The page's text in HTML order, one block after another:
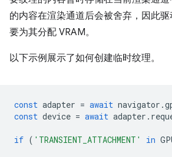
的内容在渲染通道后会被舍弃，因此
要为其分配 VRAM。
以下示例展示了如何创建临时纹理。
const adapter = await navigator .
const device = await adapter .
if ( 'TRANSIENT_ATTACHMENT' in